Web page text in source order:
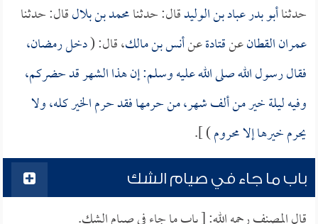
حدثناأبو بدر عباد بن الوليدقال: حدثنامحمد بن بلالقال: حدثنا
عمران القطانعنقتادةعنأنس بن مالك، قال: (دخل رمضان،
فقال رسول الله صلى الله عليه وسلم: إن هذا الشهر قد حضركم،
وفيه ليلة خير من ألف شهر، من حرمها فقد حرم الخير كله، ولا
يحرم خيرها إلا محروم) ].
باب ما جاء في صيام الشك